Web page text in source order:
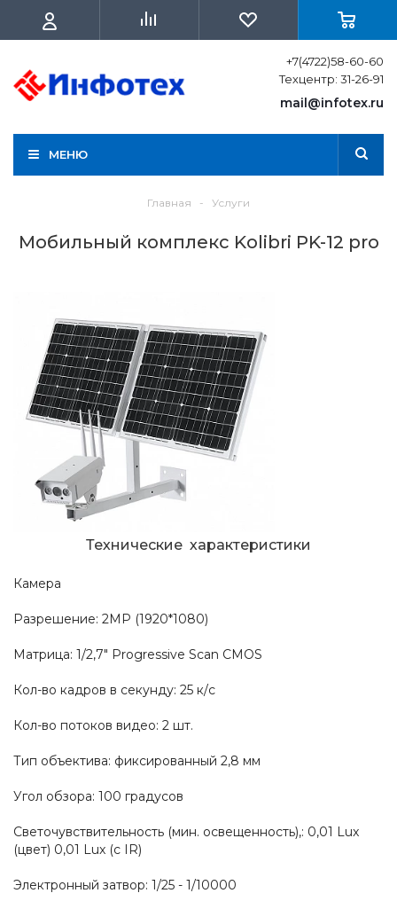
+7(4722)58-60-60
Техцентр: 31-26-91
mail@infotex.ru
МЕНЮ
Главная - Услуги
Мобильный комплекс Kolibri PK-12 pro
Технические характеристики
Камера
Разрешение: 2MP (1920*1080)
Матрица: 1/2,7" Progressive Scan CMOS
Кол-во кадров в секунду: 25 к/с
Кол-во потоков видео: 2 шт.
Тип объектива: фиксированный 2,8 мм
Угол обзора: 100 градусов
Светочувствительность (мин. освещенность),: 0,01 Lux
(цвет) 0,01 Lux (c IR)
Электронный затвор: 1/25 - 1/10000